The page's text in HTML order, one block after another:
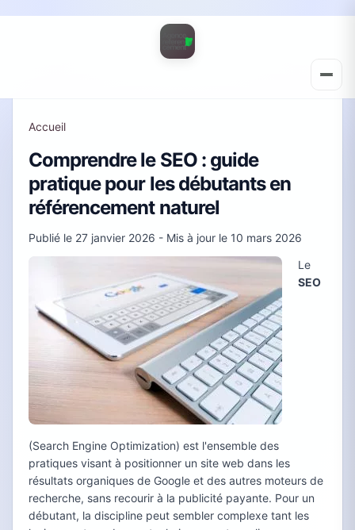
Accueil
Comprendre le SEO : guide
pratique pour les débutants en
référencement naturel
Publié le 27 janvier 2026 - Mis à jour le 10 mars 2026
Le
SEO
(Search Engine Optimization) est l'ensemble des
pratiques visant à positionner un site web dans les
résultats organiques de Google et des autres moteurs de
recherche, sans recourir à la publicité payante. Pour un
débutant, la discipline peut sembler complexe tant les